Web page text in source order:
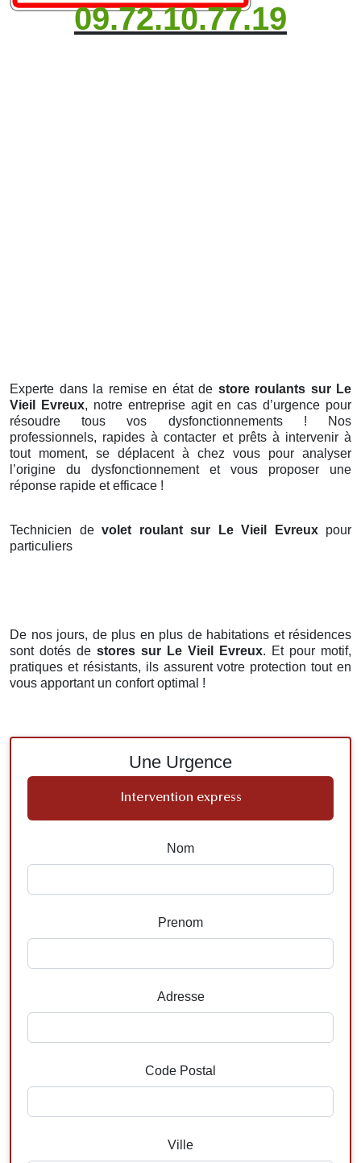
09.72.10.77.19
Experte dans la remise en état de store roulants sur Le
Vieil Evreux, notre entreprise agit en cas d’urgence pour
résoudre tous vos dysfonctionnements ! Nos
professionnels, rapides à contacter et prêts à intervenir à
tout moment, se déplacent à chez vous pour analyser
l’origine du dysfonctionnement et vous proposer une
réponse rapide et efficace !
Technicien de volet roulant sur Le Vieil Evreux pour
particuliers
De nos jours, de plus en plus de habitations et résidences
sont dotés de stores sur Le Vieil Evreux. Et pour motif,
pratiques et résistants, ils assurent votre protection tout en
vous apportant un confort optimal !
Une Urgence
Intervention express
Nom
Prenom
Adresse
Code Postal
Ville